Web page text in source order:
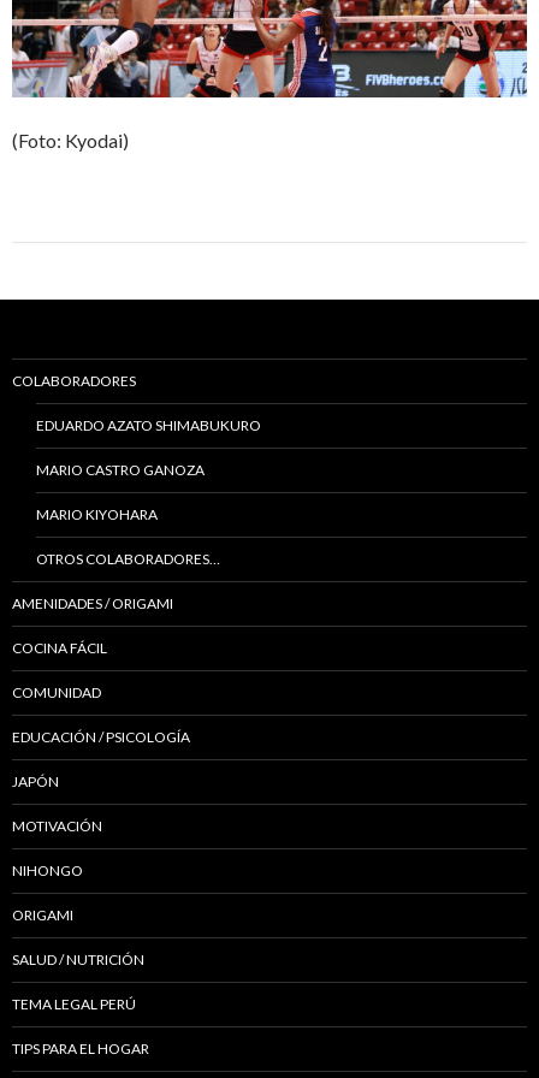
(Foto: Kyodai)
COLABORADORES
EDUARDO AZATO SHIMABUKURO
MARIO CASTRO GANOZA
MARIO KIYOHARA
OTROS COLABORADORES…
AMENIDADES / ORIGAMI
COCINA FÁCIL
COMUNIDAD
EDUCACIÓN / PSICOLOGÍA
JAPÓN
MOTIVACIÓN
NIHONGO
ORIGAMI
SALUD / NUTRICIÓN
TEMA LEGAL PERÚ
TIPS PARA EL HOGAR